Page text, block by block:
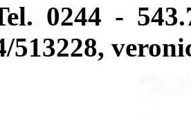
0244 -
513228,